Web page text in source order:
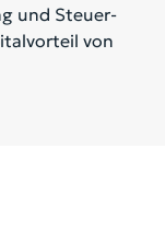
und Steu­er­
von